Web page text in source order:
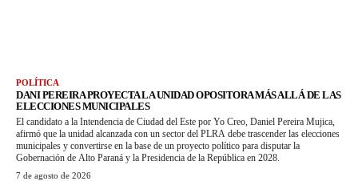
POLÍTICA
DANI PEREIRA PROYECTA LA UNIDAD OPOSITORA MÁS ALLÁ DE LAS
ELECCIONES MUNICIPALES
El candidato a la Intendencia de Ciudad del Este por Yo Creo, Daniel Pereira Mujica,
afirmó que la unidad alcanzada con un sector del PLRA debe trascender las elecciones
municipales y convertirse en la base de un proyecto político para disputar la
Gobernación de Alto Paraná y la Presidencia de la República en 2028.
7 de agosto de 2026